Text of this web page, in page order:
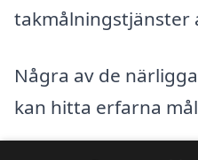
takmålningstjänster
Några av de
kan hitta erfarna